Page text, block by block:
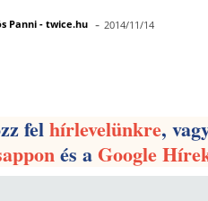
Panni - twice.hu - 2014/11/14
felhírlevelünkre,
és aGoogle